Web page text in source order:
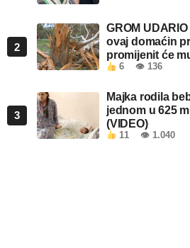
2
GROM
ovaj domaćin
promijenit će
6 👁 136
3
Majka rodila
jednom u 625
(VIDEO)
11 👁 1.040